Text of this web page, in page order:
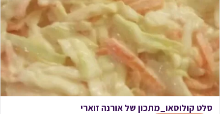
סלט קולוסאו_מתכון של אורנה זוארי